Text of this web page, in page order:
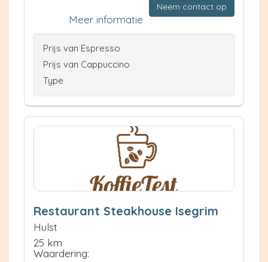
Neem contact op
Meer informatie
Prijs van Espresso
Prijs van Cappuccino
Type
Restaurant Steakhouse Isegrim
Hulst
25 km
Waardering: